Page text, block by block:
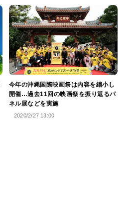
今年の沖縄国際映画祭は内容を縮小し
開催…過去11回の映画祭を振り返るパ
ネル展などを実施
2020/2/27 13:00